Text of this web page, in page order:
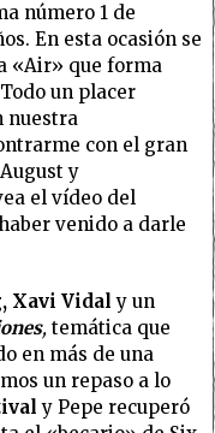
número 1 de
En esta ocasión se
«Air» que forma
un placer
nuestra
con el gran
y
el vídeo del
venido a darle
Xavi Vidal y un
, temática que
en más de una
un repaso a lo
y Pepe recuperó